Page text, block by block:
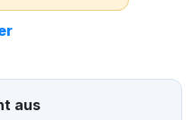
aus